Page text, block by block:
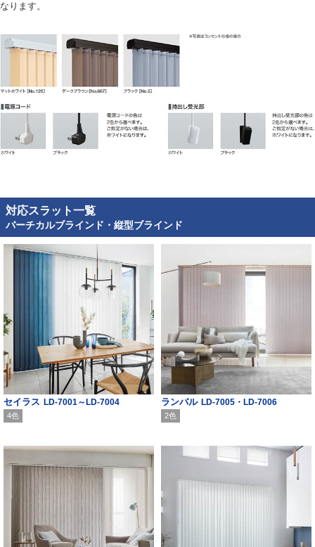
なります。
対応スラット一覧
バーチカルブラインド・縦型ブラインド
セイラス LD-7001～LD-7004
4色
ランバル LD-7005・LD-7006
2色